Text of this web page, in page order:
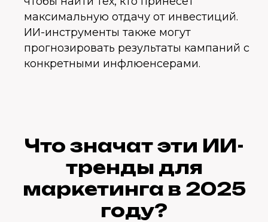
максимальную отдачу от инвестиций.
ИИ-инструменты также могут
прогнозировать результаты кампаний с
конкретными инфлюенсерами.
Что значат эти ИИ-
тренды для
маркетинга в 2025
году?